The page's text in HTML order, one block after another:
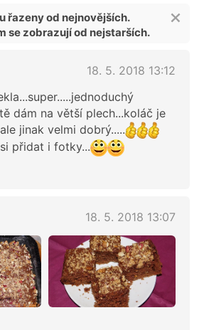
řazeny od nejnovějších.
se zobrazují od nejstarších.
18. 5. 2018 13:12
dám na větší plech...koláč je
jinak velmi dobrý.....
přidat i fotky...
18. 5. 2018 13:07